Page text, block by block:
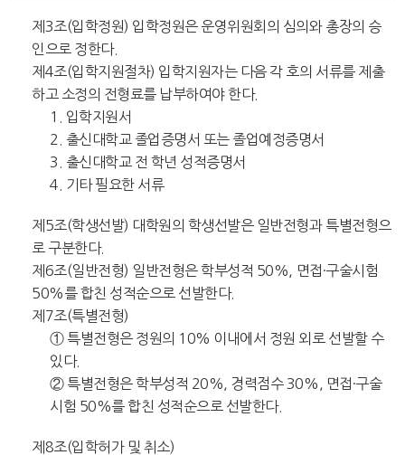
제3조(입학정원) 입학정원은 운영위원회의 심의와 총장의 승
인으로 정한다.
제4조(입학지원절차) 입학지원자는 다음 각 호의 서류를 제출
하고 소정의 전형료를 납부하여야 한다.
1. 입학지원서
2. 출신대학교 졸업증명서 또는 졸업예정증명서
3. 출신대학교 전 학년 성적증명서
4. 기타 필요한 서류
제5조(학생선발) 대학원의 학생선발은 일반전형과 특별전형으
로 구분한다.
제6조(일반전형) 일반전형은 학부성적 50%, 면접·구술시험
50%를 합친 성적순으로 선발한다.
제7조(특별전형)
① 특별전형은 정원의 10% 이내에서 정원 외로 선발할 수
있다.
② 특별전형은 학부성적 20%, 경력점수 30%, 면접·구술
시험 50%를 합친 성적순으로 선발한다.
제8조(입학허가 및 취소)